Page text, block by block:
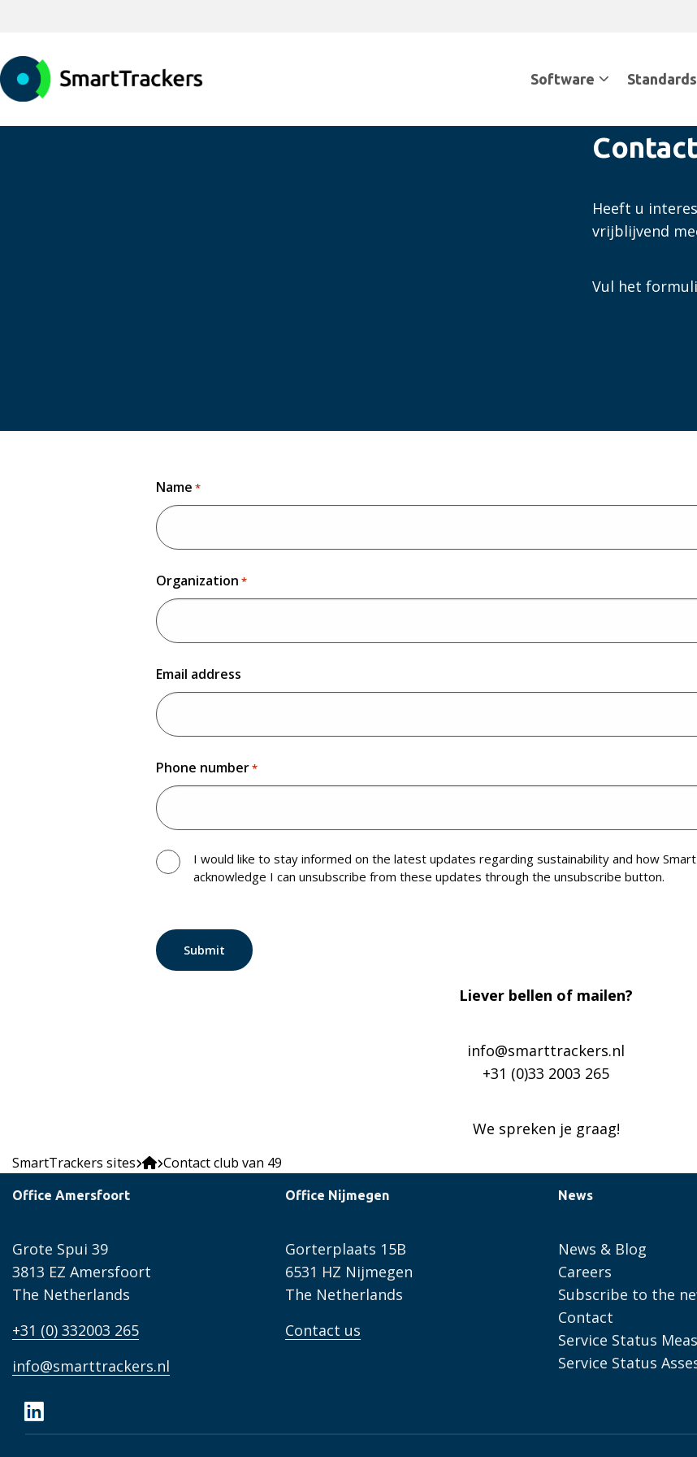
Software Standards
Contact
Heeft u
vrijblijvend
Vul het
Name *
Organization *
Email address
Phone number*
I would like to stay informed on the latest updates regarding sustainability and how
acknowledge I can unsubscribe from these updates through the unsubscribe button.
Liever bellen of mailen?
info@smarttrackers.nl
+31 (0)33 2003 265
We spreken je graag!
SmartTrackers sites Contact club van 49
Office Amersfoort
Grote Spui 39
3813 EZ Amersfoort
The Netherlands
+31 (0) 332003 265
info@smarttrackers.nl
Office Nijmegen
Gorterplaats 15B
6531 HZ Nijmegen
The Netherlands
Contact us
News
News & Blog
Careers
Subscribe to the
Contact
Service Status
Service Status